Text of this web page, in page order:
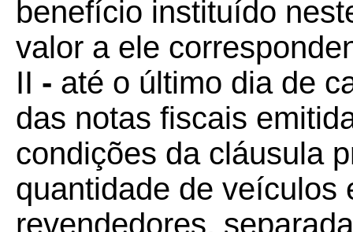
benefício instituído
valor a ele
II - até o último dia de
das notas fiscais
condições da cláusula
quantidade de veículos
revendedores,